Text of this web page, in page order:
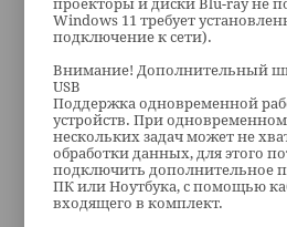
проекторы и диски Blu-ray не
Windows 11 требует
подключение к сети).
Внимание! Дополнительный
USB
Поддержка одновременной
устройств. При
нескольких задач может не
обработки данных, для этого
подключить дополнительное
ПК или Ноутбука, с помощью
входящего в комплект.